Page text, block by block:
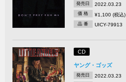
発売日 2022.03.23
価 格 ¥1,100 (税込)
品 番 UICY-79913
CD
ヤング・ゴッズ
発売日 2022.03.23